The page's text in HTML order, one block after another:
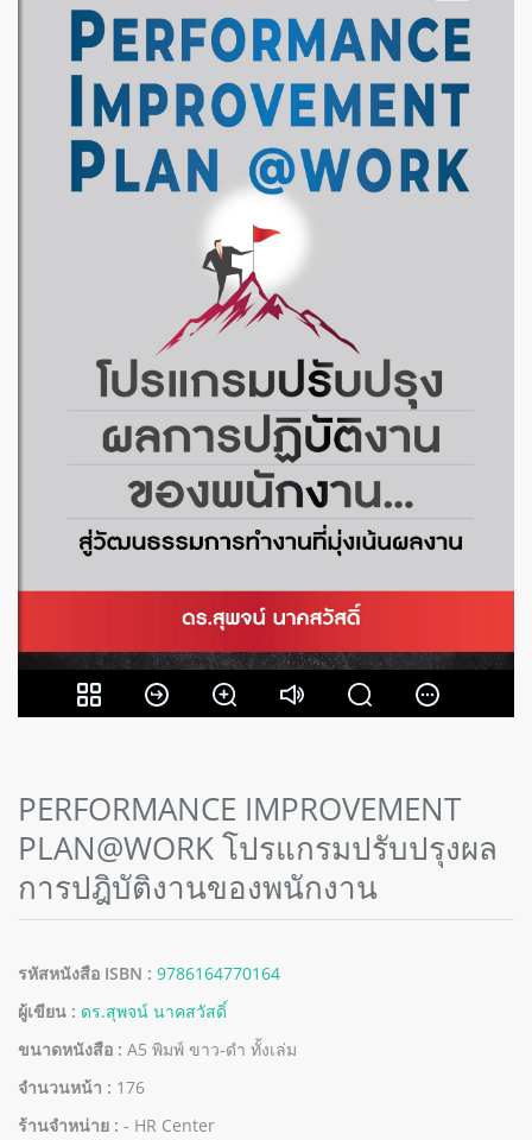
PERFORMANCE IMPROVEMENT
PLAN@WORK โปรแกรมปรับปรุงผล
การปฎิบัติงานของพนักงาน
รหัสหนังสือ ISBN : 9786164770164
ผู้เขียน : ดร.สุพจน์ นาคสวัสดิ์
ขนาดหนังสือ : A5 พิมพ์ ขาว-ดำ ทั้งเล่ม
จำนวนหน้า : 176
ร้านจำหน่าย : - HR Center